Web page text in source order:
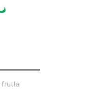
frutta